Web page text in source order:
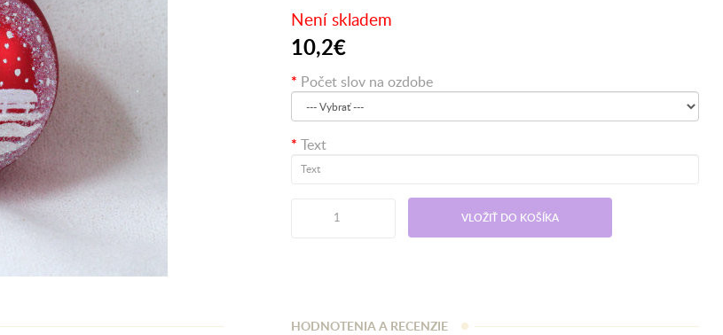
Není skladem
10,2€
Počet slov na ozdobe
Text
VLOŽIŤ DO KOŠÍKA
HODNOTENIA A RECENZIE